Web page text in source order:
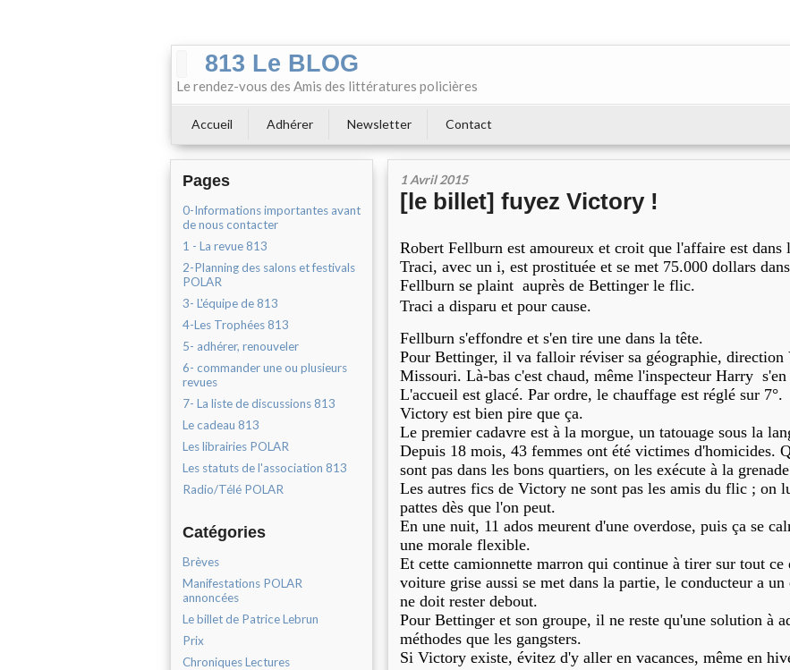
813 Le BLOG
Le rendez-vous des Amis des littératures policières
Accueil Adhérer Newsletter Contact
Pages
0-Informations importantes avant
de nous contacter
1 - La revue 813
2-Planning des salons et festivals
POLAR
3- L'équipe de 813
4-Les Trophées 813
5- adhérer, renouveler
6- commander une ou plusieurs
revues
7- La liste de discussions 813
Le cadeau 813
Les librairies POLAR
Les statuts de l'association 813
Radio/Télé POLAR
Catégories
Brèves
Manifestations POLAR
annoncées
Le billet de Patrice Lebrun
Prix
Chroniques Lectures
1 Avril 2015
[le billet] fuyez Victory !
Robert Fellburn est amoureux et croit que l'affaire est dans
Traci, avec un i, est prostituée et se met 75.000 dollars
Fellburn se plaint auprès de Bettinger le flic.
Traci a disparu et pour cause.
Fellburn s'effondre et s'en tire une dans la tête.
Pour Bettinger, il va falloir réviser sa géographie, direction
Missouri. Là-bas c'est chaud, même l'inspecteur Harry
L'accueil est glacé. Par ordre, le chauffage est réglé sur 7°.
Victory est bien pire que ça.
Le premier cadavre est à la morgue, un tatouage sous la
Depuis 18 mois, 43 femmes ont été victimes d'homicides.
sont pas dans les bons quartiers, on les exécute à la
Les autres fics de Victory ne sont pas les amis du flic ; on
pattes dès que l'on peut.
En une nuit, 11 ados meurent d'une overdose, puis ça se
une morale flexible.
Et cette camionnette marron qui continue à tirer sur tout
voiture grise aussi se met dans la partie, le conducteur a
ne doit rester debout.
Pour Bettinger et son groupe, il ne reste qu'une solution à
méthodes que les gangsters.
Si Victory existe, évitez d'y aller en vacances, même en